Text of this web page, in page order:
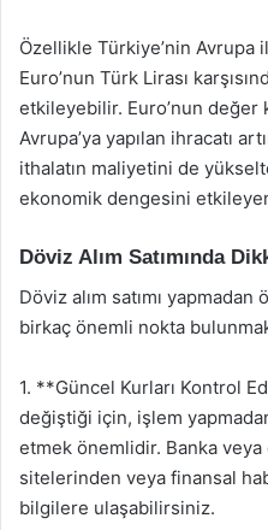
Özellikle Türkiye’nin
Euro’nun Türk Lirası
etkileyebilir. Euro’nun değer
Avrupa’ya yapılan ihracatı
ithalatın maliyetini de
ekonomik dengesini
Döviz Alım Satımında
Döviz alım satımı
birkaç önemli nokta
1. **Güncel Kurları Kontrol
değiştiği için, işlem
etmek önemlidir. Banka veya
sitelerinden veya finansal
bilgilere ulaşabilirsiniz.